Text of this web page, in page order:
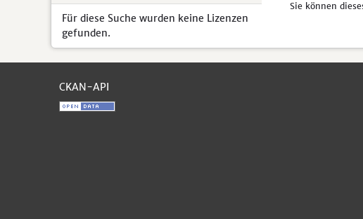
Für diese Suche wurden keine Lizenzen
gefunden.
Sie können
CKAN-API